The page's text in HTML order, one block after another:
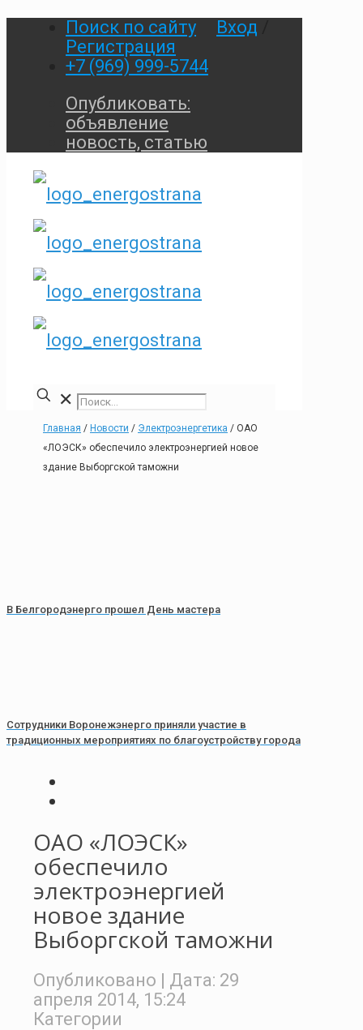
Поиск по сайту Вход
Регистрация
+7 (969) 999-5744
Опубликовать:
объявление
новость, статью
✕
Главная / Новости / Электроэнергетика / ОАО
«ЛОЭСК» обеспечило электроэнергией новое
здание Выборгской таможни
В Белгородэнерго прошел День мастера
Сотрудники Воронежэнерго приняли участие в
традиционных мероприятиях по благоустройству города
ОАО «ЛОЭСК»
обеспечило
электроэнергией
новое здание
Выборгской таможни
Опубликовано | Дата: 29
апреля 2014, 15:24
Категории